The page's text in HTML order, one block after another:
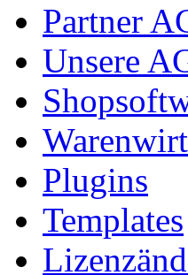
Partner
Unsere
Plugins
Templates